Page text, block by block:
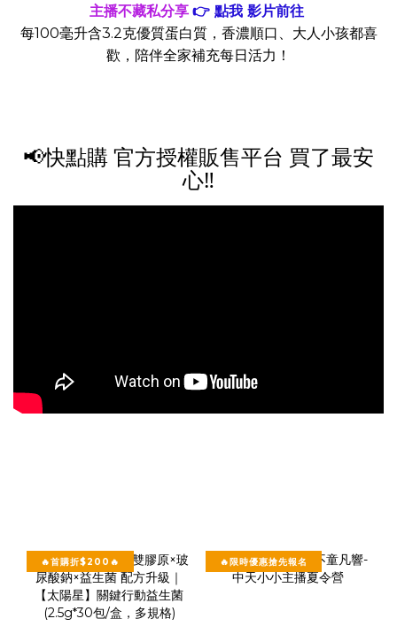
主播不藏私分享 👉 點我 影片前往
每100毫升含3.2克優質蛋白質，香濃順口、大人小孩都喜
歡，陪伴全家補充每日活力！
📢快點購 官方授權販售平台 買了最安
心‼️
🔥首購折$200🔥 🔥限時優惠搶先報名